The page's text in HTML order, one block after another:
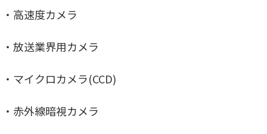
・高速度カメラ
・放送業界用カメラ
・マイクロカメラ(CCD)
・赤外線暗視カメラ